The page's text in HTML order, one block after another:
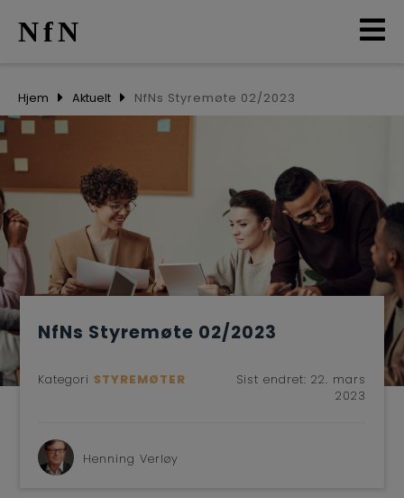
AKTUELT
NETTVERK
MEDLEMMER
OM OSS
NfN
Hjem Aktuelt NfNs Styremøte 02/2023
NfNs Styremøte 02/2023
Kategori STYREMØTER Sist endret: 22. mars
2023
Henning Verløy